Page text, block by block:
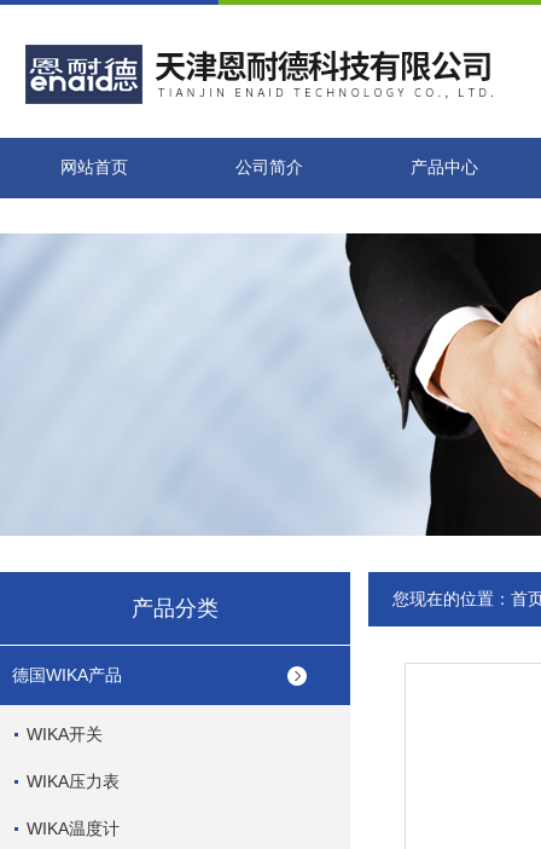
网站首页 公司简介 产品中心
产品分类
德国WIKA产品
WIKA开关
WIKA压力表
WIKA温度计
您现在的位置： 首